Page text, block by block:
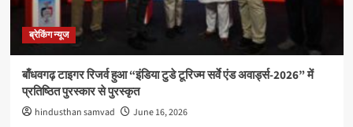
ब्रेकिंग न्यूज
बाँधवगढ़ टाइगर रिजर्व हुआ “इंडिया टुडे टूरिज्म सर्वे एंड अवार्ड्स-2026” में
प्रतिष्ठित पुरस्कार से पुरस्कृत
hindusthan samvad June 16, 2026